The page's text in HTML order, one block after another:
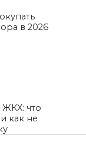
в 2026
ЖКХ: что
как не